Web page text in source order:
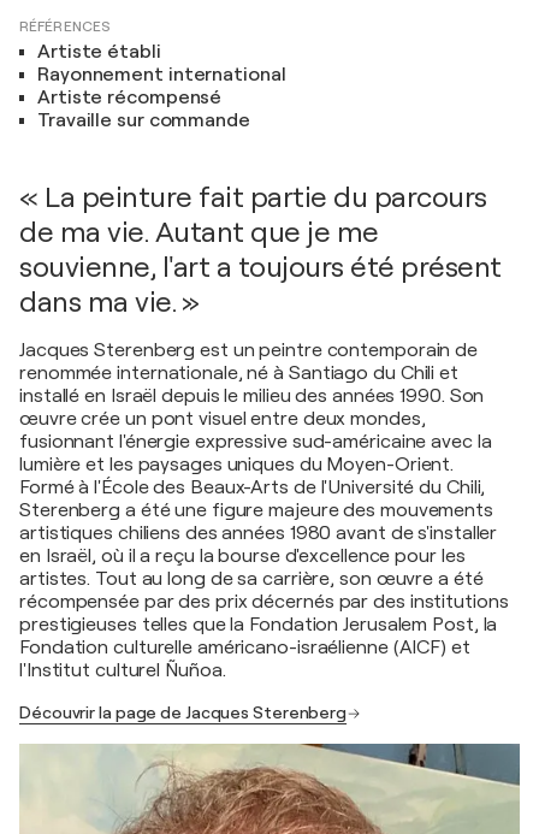
RÉFÉRENCES
Artiste établi
Rayonnement international
Artiste récompensé
Travaille sur commande
« La peinture fait partie du parcours
de ma vie. Autant que je me
souvienne, l'art a toujours été présent
dans ma vie. »
Jacques Sterenberg est un peintre contemporain de
renommée internationale, né à Santiago du Chili et
installé en Israël depuis le milieu des années 1990. Son
œuvre crée un pont visuel entre deux mondes,
fusionnant l'énergie expressive sud-américaine avec la
lumière et les paysages uniques du Moyen-Orient.
Formé à l'École des Beaux-Arts de l'Université du Chili,
Sterenberg a été une figure majeure des mouvements
artistiques chiliens des années 1980 avant de s'installer
en Israël, où il a reçu la bourse d'excellence pour les
artistes. Tout au long de sa carrière, son œuvre a été
récompensée par des prix décernés par des institutions
prestigieuses telles que la Fondation Jerusalem Post, la
Fondation culturelle américano-israélienne (AICF) et
l'Institut culturel Ñuñoa.
Découvrir la page de Jacques Sterenberg